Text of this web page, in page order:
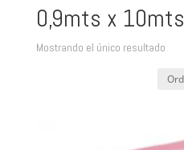
0,9mts x 10mts
Mostrando el único resultado